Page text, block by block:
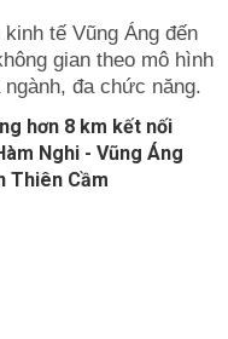
tế Vũng Áng đến
gian theo mô hình
đa chức năng.
hơn 8 km kết nối
Nghi - Vũng Áng
Thiên Cầm